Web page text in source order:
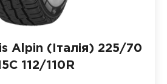
Alpin (Італія) 225/70
112/110R